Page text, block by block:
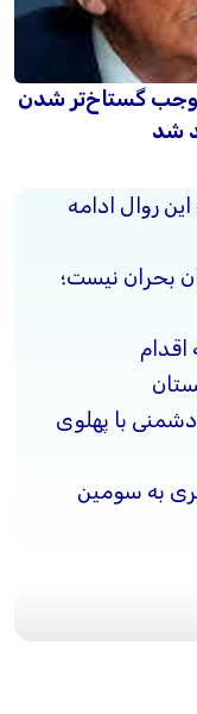
گستاخ‌تر شدن
شد
روال ادامه
بحران نیست؛
با پهلوی
به سومین